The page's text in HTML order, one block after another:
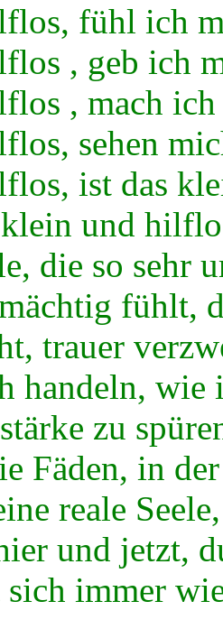
fühl ich
, geb ich
, mach
sehen
ist das
klein und
die so sehr
fühlt,
trauer
handeln,
zu
Fäden, in
reale
und jetzt,
immer